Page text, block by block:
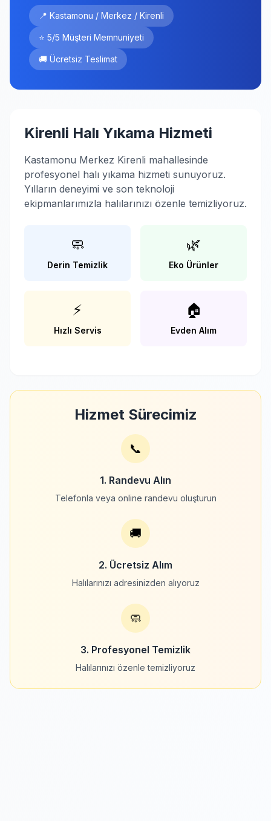
📍 Kastamonu / Merkez / Kirenli
⭐ 5/5 Müşteri Memnuniyeti
🚚 Ücretsiz Teslimat
Kirenli Halı Yıkama Hizmeti
Kastamonu Merkez Kirenli mahallesinde
profesyonel halı yıkama hizmeti sunuyoruz.
Yılların deneyimi ve son teknoloji
ekipmanlarımızla halılarınızı özenle temizliyoruz.
🧼
Derin Temizlik
🌿
Eko Ürünler
⚡
Hızlı Servis
🏠
Evden Alım
Hizmet Sürecimiz
📞
1. Randevu Alın
Telefonla veya online randevu oluşturun
🚚
2. Ücretsiz Alım
Halılarınızı adresinizden alıyoruz
🧼
3. Profesyonel Temizlik
Halılarınızı özenle temizliyoruz